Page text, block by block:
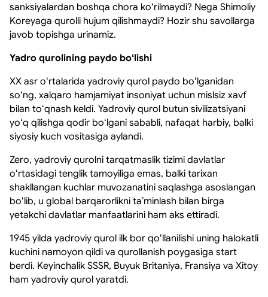
sanksiyalardan boshqa chora koʻrilmaydi? Nega Shimoliy
Koreyaga qurolli hujum qilishmaydi? Hozir shu savollarga
javob topishga urinamiz.
Yadro qurolining paydo boʻlishi
XX asr oʻrtalarida yadroviy qurol paydo boʻlganidan
soʻng, xalqaro hamjamiyat insoniyat uchun mislsiz xavf
bilan toʻqnash keldi. Yadroviy qurol butun sivilizatsiyani
yoʻq qilishga qodir boʻlgani sababli, nafaqat harbiy, balki
siyosiy kuch vositasiga aylandi.
Zero, yadroviy qurolni tarqatmaslik tizimi davlatlar
oʻrtasidagi tenglik tamoyiliga emas, balki tarixan
shakllangan kuchlar muvozanatini saqlashga asoslangan
boʻlib, u global barqarorlikni taʼminlash bilan birga
yetakchi davlatlar manfaatlarini ham aks ettiradi.
1945 yilda yadroviy qurol ilk bor qoʻllanilishi uning halokatli
kuchini namoyon qildi va qurollanish poygasiga start
berdi. Keyinchalik SSSR, Buyuk Britaniya, Fransiya va Xitoy
ham yadroviy qurol yaratdi.